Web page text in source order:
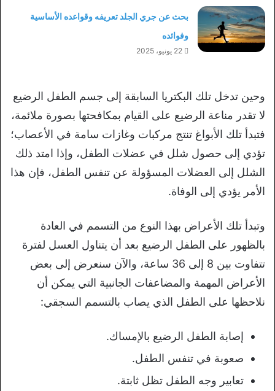
بحث عن جري الجلد تعريفه وقواعده الأساسية
وفوائده
22 يونيو، 2025
وحين تدخل تلك البكتريا السابقة إلى جسم الطفل الرضيع
لا تقدر مناعة الرضيع على القيام بمكافحتها بصورة ملائمة،
فتبدأ تلك الأبواغ تنتج مركبات وغازات سامة في الأعصاب؛
تؤدي إلى حصول شلل في عضلات الطفل، وإذا امتد ذلك
الشلل إلى العضلات المسؤولة عن تنفس الطفل، فإن هذا
الأمر يؤدي إلى الوفاة.
وتبدأ تلك الأعراض بهذا النوع من التسمم في العادة
بالظهور على الطفل الرضيع بعد أن يتناول العسل لفترة
تتفاوت بين 8 إلى 36 ساعة، والآن سنعرض إلى بعض
الأعراض المهمة والمضاعفات الجانبية التي يمكن أن
نلاحظها على الطفل الذي يصاب بالتسمم السجقي:
إصابة الطفل الرضيع بالإمساك.
صعوبة في تنفس الطفل.
تعابير وجه الطفل تظل ثابتة.